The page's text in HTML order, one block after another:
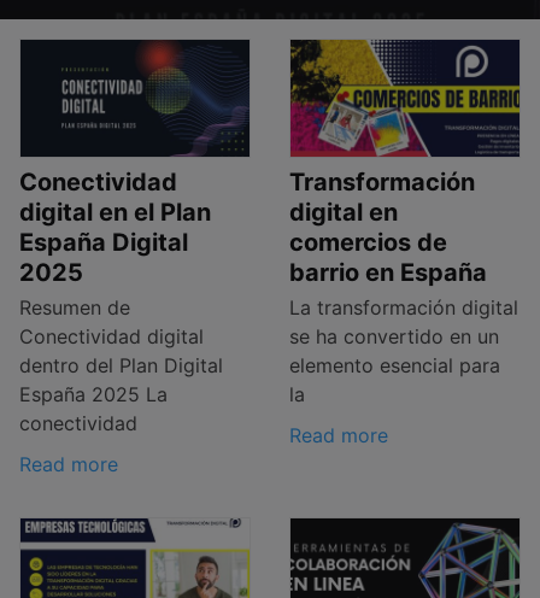
Conectividad
digital en el Plan
España Digital
2025
Resumen de
Conectividad digital
dentro del Plan Digital
España 2025 La
conectividad
Read more
Transformación
digital en
comercios de
barrio en España
La transformación digital
se ha convertido en un
elemento esencial para
la
Read more